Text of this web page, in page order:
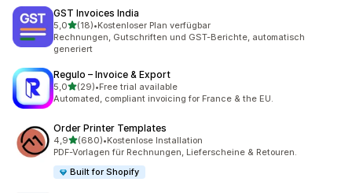
GST Invoices India
5,0von 5 Sternen
(18)
18 Rezensionen insgesamt
•Kostenloser Plan verfügbar
Rechnungen, Gutschriften und GST-Berichte, automatisch
generiert
Regulo – Invoice & Export
5,0von 5 Sternen
(29)
29 Rezensionen insgesamt
•Free trial available
Automated, compliant invoicing for France & the EU.
Order Printer Templates
4,9von 5 Sternen
(680)
680 Rezensionen insgesamt
•Kostenlose Installation
PDF-Vorlagen für Rechnungen, Lieferscheine & Retouren.
Built for Shopify